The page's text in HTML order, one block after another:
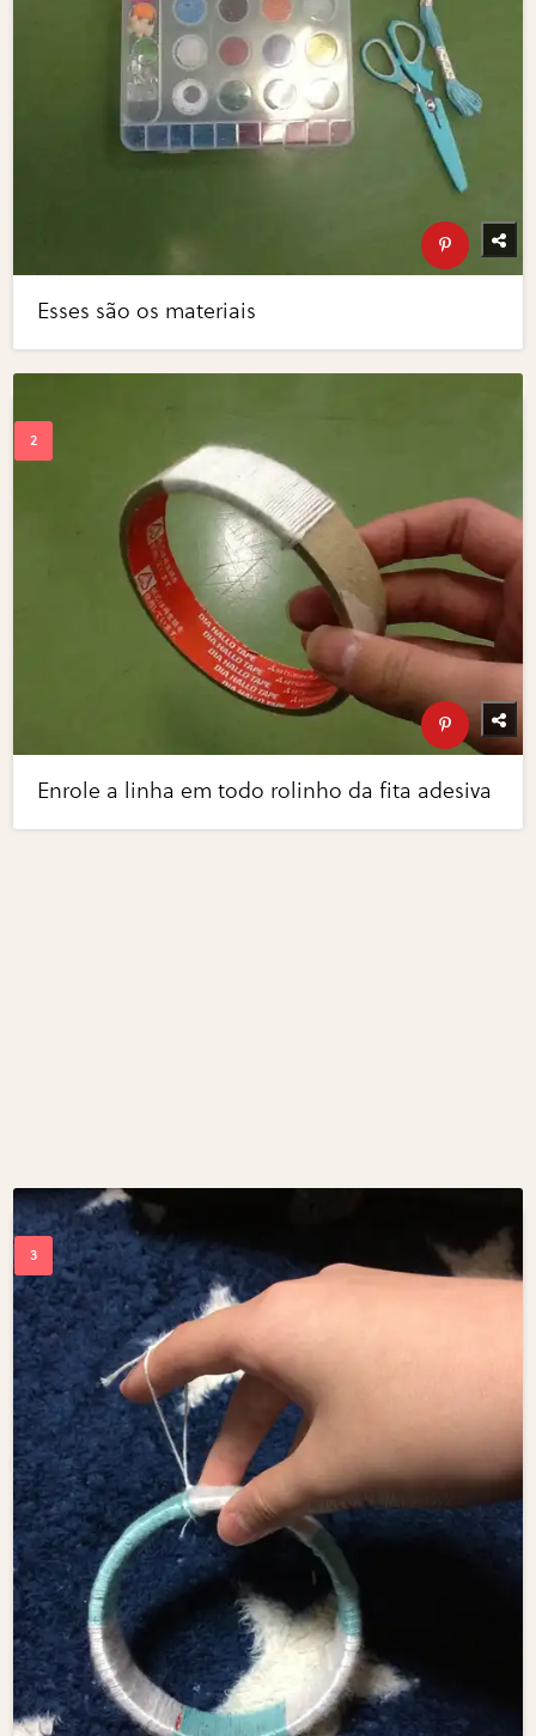
Esses são os materiais
Enrole a linha em todo rolinho da fita adesiva